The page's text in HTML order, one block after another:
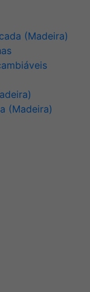
(Madeira)
(Madeira)